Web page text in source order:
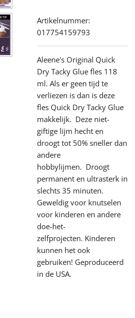
Artikelnummer:
017754159793
Aleene's Original Quick
Dry Tacky Glue fles 118
ml. Als er geen tijd te
verliezen is dan is deze
fles Quick Dry Tacky Glue
makkelijk. Deze niet-
giftige lijm hecht en
droogt tot 50% sneller dan
andere
hobbylijmen. Droogt
permanent en ultrasterk in
slechts 35 minuten.
Geweldig voor knutselen
voor kinderen en andere
doe-het-
zelfprojecten. Kinderen
kunnen het ook
gebruiken! Geproduceerd
in de USA.